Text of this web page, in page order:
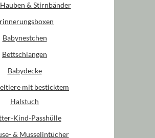
Hauben & Stirnbänder
Babynestchen
Bettschlangen
Babydecke
mit besticktem
Halstuch
Kind-Passhülle
& Musselintücher